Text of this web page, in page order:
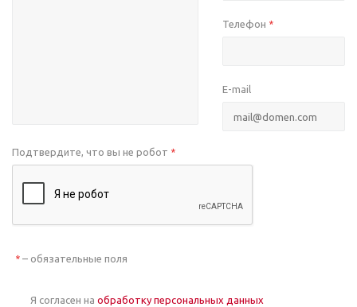
Телефон *
E-mail
Подтвердите, что вы не робот *
* – обязательные поля
Я согласен на обработку персональных данных